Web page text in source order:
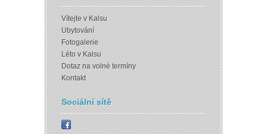
Vítejte v Kalsu
Ubytování
Fotogalerie
Léto v Kalsu
Dotaz na volné termíny
Kontakt
Sociální sítě